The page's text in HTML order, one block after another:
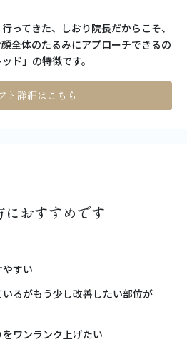
ってきた、しおり院長だからこそ、
全体のたるみにアプローチできるの
ド」の特徴です。
ト詳細はこちら
におすすめです
すい
るがもう少し改善したい部位が
ワンランク上げたい